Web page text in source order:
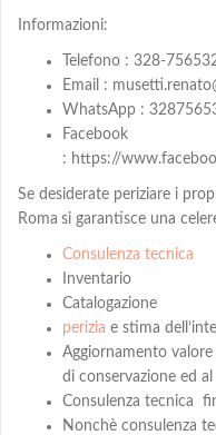
Informazioni:
Telefono : 328-
Email :
WhatsApp :
Facebook
: https://
Se desiderate periziare i
Roma si garantisce una
Consulenza tecnica
Inventario
Catalogazione
perizia e stima
Aggiornamento
di conservazione ed
Consulenza tecnica
Nonchè consulenza